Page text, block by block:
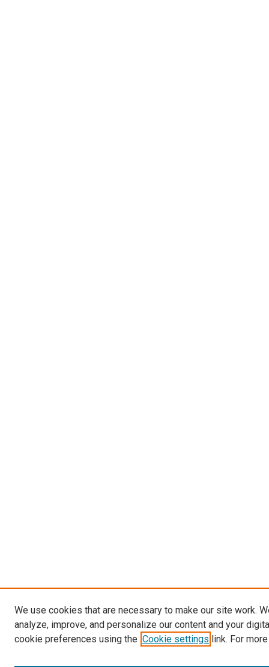
We use cookies that are necessary to make our site work.
analyze, improve, and personalize our content and your
cookie preferences using the Cookie settings link. For